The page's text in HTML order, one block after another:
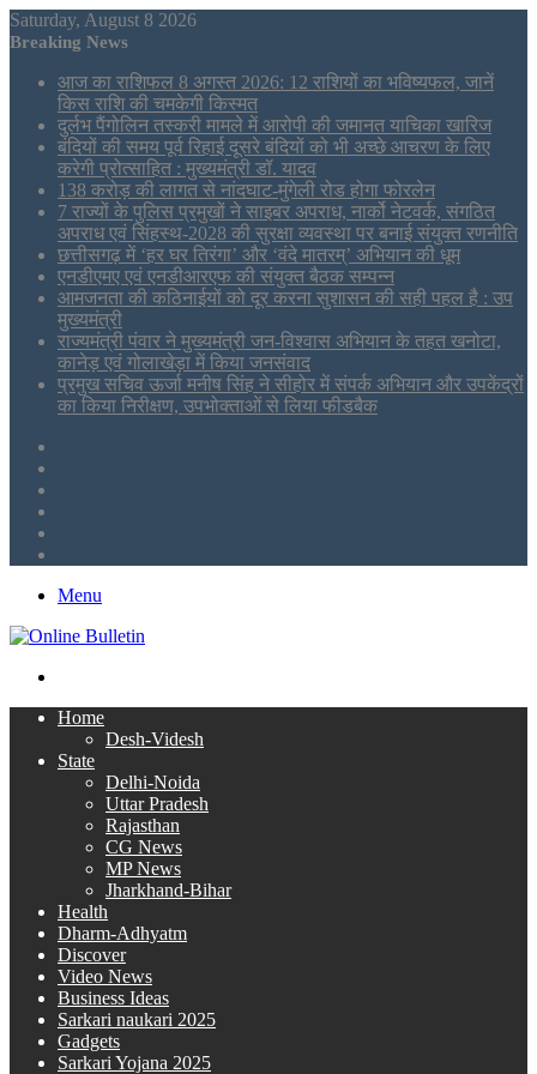
Saturday, August 8 2026
Breaking News
आज का राशिफल 8 अगस्त 2026: 12 राशियों का भविष्यफल, जानें
किस राशि की चमकेगी किस्मत
दुर्लभ पैंगोलिन तस्करी मामले में आरोपी की जमानत याचिका खारिज
बंदियों की समय पूर्व रिहाई दूसरे बंदियों को भी अच्छे आचरण के लिए
करेगी प्रोत्साहित : मुख्यमंत्री डॉ. यादव
138 करोड़ की लागत से नांदघाट-मुंगेली रोड होगा फोरलेन
7 राज्यों के पुलिस प्रमुखों ने साइबर अपराध, नार्को नेटवर्क, संगठित
अपराध एवं सिंहस्थ-2028 की सुरक्षा व्यवस्था पर बनाई संयुक्त रणनीति
छत्तीसगढ़ में ‘हर घर तिरंगा’ और ‘वंदे मातरम्’ अभियान की धूम
एनडीएमए एवं एनडीआरएफ की संयुक्त बैठक सम्पन्न
आमजनता की कठिनाईयों को दूर करना सुशासन की सही पहल है : उप
मुख्यमंत्री
राज्यमंत्री पंवार ने मुख्यमंत्री जन-विश्वास अभियान के तहत खनोटा,
कानेड़ एवं गोलाखेड़ा में किया जनसंवाद
प्रमुख सचिव ऊर्जा मनीष सिंह ने सीहोर में संपर्क अभियान और उपकेंद्रों
का किया निरीक्षण, उपभोक्ताओं से लिया फीडबैक
Menu
Home
Desh-Videsh
State
Delhi-Noida
Uttar Pradesh
Rajasthan
CG News
MP News
Jharkhand-Bihar
Health
Dharm-Adhyatm
Discover
Video News
Business Ideas
Sarkari naukari 2025
Gadgets
Sarkari Yojana 2025